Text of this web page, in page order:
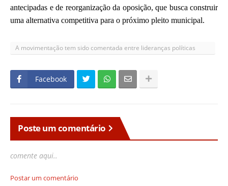
antecipadas e de reorganização da oposição, que busca construir
uma alternativa competitiva para o próximo pleito municipal.
A movimentação tem sido comentada entre lideranças políticas
Facebook
Poste um comentário
comente aqui..
Postar um comentário